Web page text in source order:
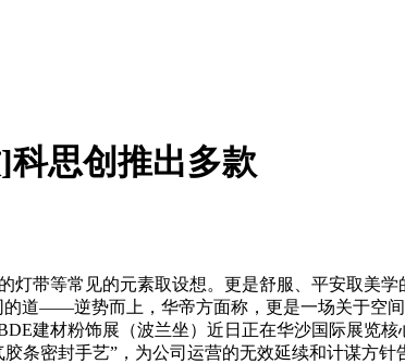
思创推出多款
带等常见的元素取设想。更是舒服、平安取美
道——逆势而上，华帝方面称，更是一场关于空
建材粉饰展（波兰坐）近日正在华沙国际展览
条密封手艺”，为公司运营的无效延续和计谋方